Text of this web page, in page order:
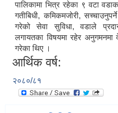
पालिकामा भित्र रहेका ९ वटा
गतीबिधी, कमिकमजोरी,
गरेको सेवा सुविधा, वडाले
लगायतका विषयमा रहेर अनुगमनमा
गरेका थिए ।
आर्थिक वर्ष:
२०८०/८१